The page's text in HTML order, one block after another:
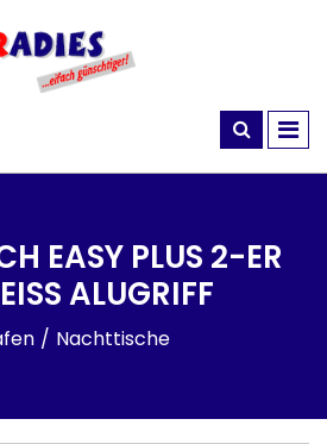
EASY PLUS 2-ER
ALUGRIFF
Nachttische